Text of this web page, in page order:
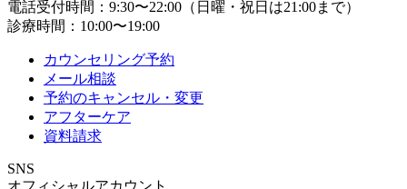
電話受付時間：9:30〜22:00（日曜・祝日は21:00まで）
診療時間：10:00〜19:00
カウンセリング予約
メール相談
予約のキャンセル・変更
アフターケア
資料請求
SNS
オフィシャルアカウント